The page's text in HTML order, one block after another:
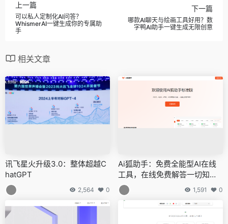
上一篇
可以私人定制化AI问答？
WhismerAI一键生成你的专属助
手
下一篇
哪款AI聊天与绘画工具好用？数
字鸭AI助手一键生成无限创意
相关文章
讯飞星火升级3.0：整体超越C
hatGPT
2,564 0
Ai狐助手：免费全能型AI在线
工具，在线免费解答一切知识
难题
1,591 0